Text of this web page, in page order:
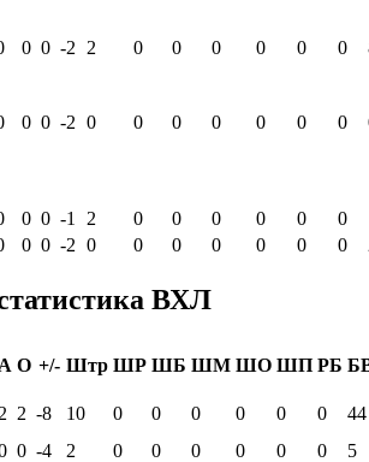
0 0 -2 2 0 0 0 0 0 0
0 0 -2 0 0 0 0 0 0 0
0 0 -1 2 0 0 0 0 0 0
0 0 -2 0 0 0 0 0 0 0
ВХЛ
А О +/- Штр ШР ШБ ШМ ШО ШП РБ
2 2 -8 10 0 0 0 0 0 0
44
0 -4 2 0 0 0 0 0 0
5